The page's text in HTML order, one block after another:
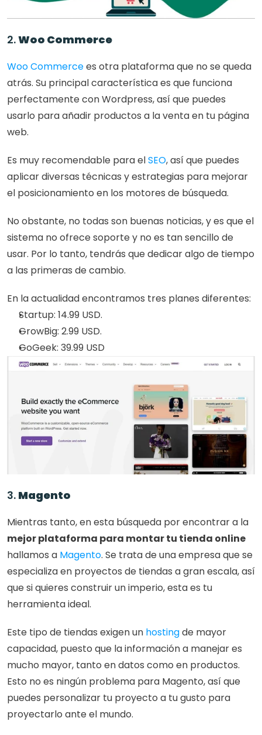
2. Woo Commerce
Woo Commerce es otra plataforma que no se queda
atrás. Su principal característica es que funciona
perfectamente con Wordpress, así que puedes
usarlo para añadir productos a la venta en tu página
web.
Es muy recomendable para el SEO, así que puedes
aplicar diversas técnicas y estrategias para mejorar
el posicionamiento en los motores de búsqueda.
No obstante, no todas son buenas noticias, y es que el
sistema no ofrece soporte y no es tan sencillo de
usar. Por lo tanto, tendrás que dedicar algo de tiempo
a las primeras de cambio.
En la actualidad encontramos tres planes diferentes:
Startup: 14.99 USD.
GrowBig: 2.99 USD.
GoGeek: 39.99 USD
3. Magento
mejor plataforma para montar tu tienda online
hallamos a Magento. Se trata de una empresa que se
especializa en proyectos de tiendas a gran escala, así
que si quieres construir un imperio, esta es tu
herramienta ideal.
Este tipo de tiendas exigen un hosting de mayor
capacidad, puesto que la información a manejar es
mucho mayor, tanto en datos como en productos.
Esto no es ningún problema para Magento, así que
puedes personalizar tu proyecto a tu gusto para
proyectarlo ante el mundo.